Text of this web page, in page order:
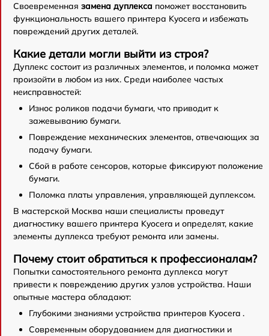
Своевременная замена дуплекса поможет восстановить
функциональность вашего принтера Kyocera и избежать
повреждений других деталей.
Какие детали могли выйти из строя?
Дуплекс состоит из различных элементов, и поломка может
произойти в любом из них. Среди наиболее частых
неисправностей:
Износ роликов подачи бумаги, что приводит к
зажевыванию бумаги.
Повреждение механических элементов, отвечающих за
подачу бумаги.
Сбой в работе сенсоров, которые фиксируют положение
бумаги.
Поломка платы управления, управляющей дуплексом.
В мастерской Москва наши специалисты проведут
диагностику вашего принтера Kyocera и определят, какие
элементы дуплекса требуют ремонта или замены.
Почему стоит обратиться к профессионалам?
Попытки самостоятельного ремонта дуплекса могут
привести к повреждению других узлов устройства. Наши
опытные мастера обладают:
Глубокими знаниями устройства принтеров Kyocera .
Современным оборудованием для диагностики и